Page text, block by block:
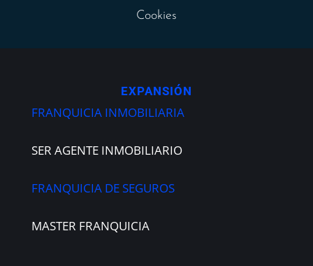
Cookies
EXPANSIÓN
FRANQUICIA INMOBILIARIA
SER AGENTE INMOBILIARIO
FRANQUICIA DE SEGUROS
MASTER FRANQUICIA